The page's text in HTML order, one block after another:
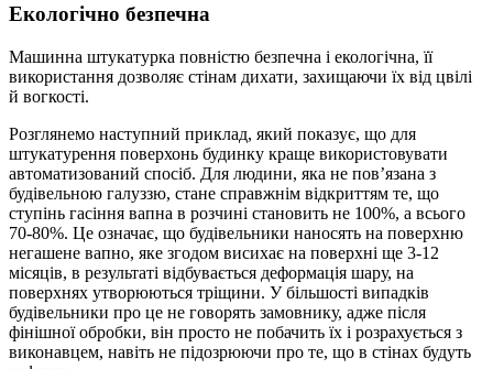
Екологічно безпечна
Машинна штукатурка повністю безпечна і екологічна, її
використання дозволяє стінам дихати, захищаючи їх від цвілі
й вогкості.
Розглянемо наступний приклад, який показує, що для
штукатурення поверхонь будинку краще використовувати
автоматизований спосіб. Для людини, яка не пов’язана з
будівельною галуззю, стане справжнім відкриттям те, що
ступінь гасіння вапна в розчині становить не 100%, а всього
70-80%. Це означає, що будівельники наносять на поверхню
негашене вапно, яке згодом висихає на поверхні ще 3-12
місяців, в результаті відбувається деформація шару, на
поверхнях утворюються тріщини. У більшості випадків
будівельники про це не говорять замовнику, адже після
фінішної обробки, він просто не побачить їх і розрахується з
виконавцем, навіть не підозрюючи про те, що в стінах будуть